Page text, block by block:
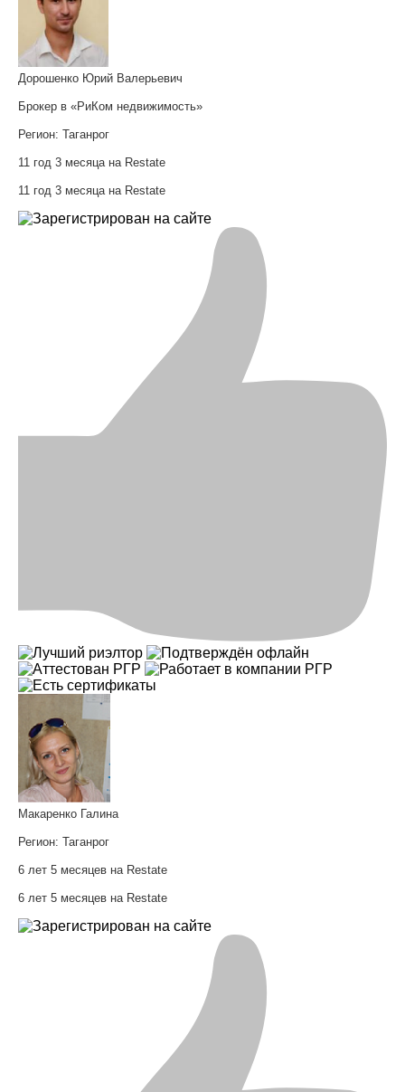
Дорошенко Юрий Валерьевич
Брокер в «РиКом недвижимость»
Регион: Таганрог
11 год 3 месяца на Restate
11 год 3 месяца на Restate
Макаренко Галина
Регион: Таганрог
6 лет 5 месяцев на Restate
6 лет 5 месяцев на Restate